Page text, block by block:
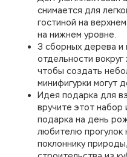
снимается для
гостиной на
на нижнем уровне.
3 сборных дерева и
отдельности
чтобы создать
минифигурки могут
Идея подарка для
вручите этот
подарка на день
любителю прогулок
поклоннику